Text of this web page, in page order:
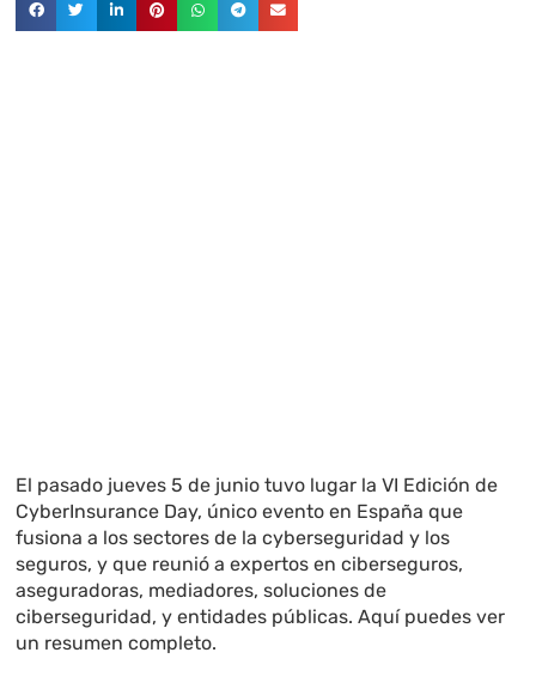
El pasado jueves 5 de junio tuvo lugar la VI Edición de
CyberInsurance Day, único evento en España que
fusiona a los sectores de la cyberseguridad y los
seguros, y que reunió a expertos en ciberseguros,
aseguradoras, mediadores, soluciones de
ciberseguridad, y entidades públicas. Aquí puedes ver
un resumen completo.